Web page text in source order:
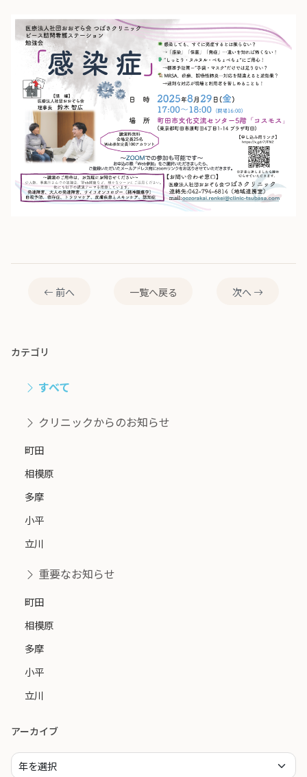
前へ 一覧へ戻る 次へ
カテゴリ
すべて
クリニックからのお知らせ
町田
相模原
多摩
小平
立川
重要なお知らせ
町田
相模原
多摩
小平
立川
アーカイブ